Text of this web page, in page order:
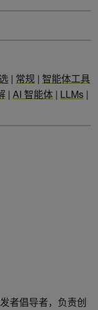
| 常规 | 智能体工具
| AI 智能体 | LLMs |
者倡导者，负责创